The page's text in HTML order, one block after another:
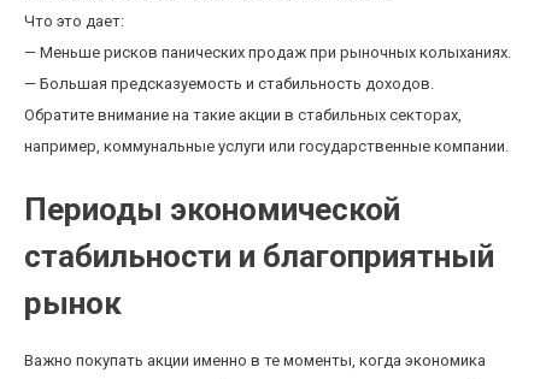
Что это дает:
— Меньше рисков панических продаж при рыночных колыханиях.
— Большая предсказуемость и стабильность доходов.
Обратите внимание на такие акции в стабильных секторах,
например, коммунальные услуги или государственные компании.
Периоды экономической
стабильности и благоприятный
рынок
Важно покупать акции именно в те моменты, когда экономика